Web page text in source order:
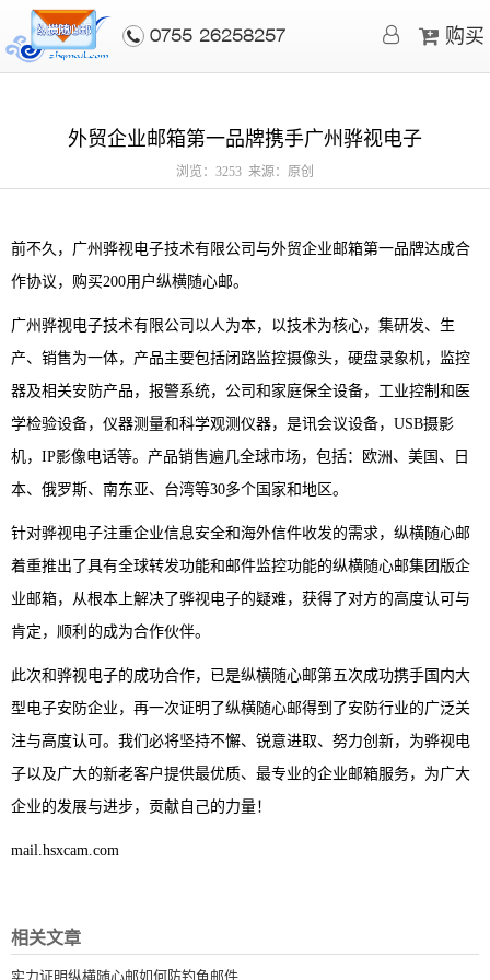
0755-26258257 购买
外贸企业邮箱第一品牌携手广州骅视电子
浏览：3253 来源：原创
前不久，广州骅视电子技术有限公司与外贸企业邮箱第一品牌达成合
作协议，购买200用户纵横随心邮。
广州骅视电子技术有限公司以人为本，以技术为核心，集研发、生
产、销售为一体，产品主要包括闭路监控摄像头，硬盘录象机，监控
器及相关安防产品，报警系统，公司和家庭保全设备，工业控制和医
学检验设备，仪器测量和科学观测仪器，是讯会议设备，USB摄影
机，IP影像电话等。产品销售遍几全球市场，包括：欧洲、美国、日
本、俄罗斯、南东亚、台湾等30多个国家和地区。
针对骅视电子注重企业信息安全和海外信件收发的需求，纵横随心邮
着重推出了具有全球转发功能和邮件监控功能的纵横随心邮集团版企
业邮箱，从根本上解决了骅视电子的疑难，获得了对方的高度认可与
肯定，顺利的成为合作伙伴。
此次和骅视电子的成功合作，已是纵横随心邮第五次成功携手国内大
型电子安防企业，再一次证明了纵横随心邮得到了安防行业的广泛关
注与高度认可。我们必将坚持不懈、锐意进取、努力创新，为骅视电
子以及广大的新老客户提供最优质、最专业的企业邮箱服务，为广大
企业的发展与进步，贡献自己的力量！
mail.hsxcam.com
相关文章
实力证明纵横随心邮如何防钓鱼邮件